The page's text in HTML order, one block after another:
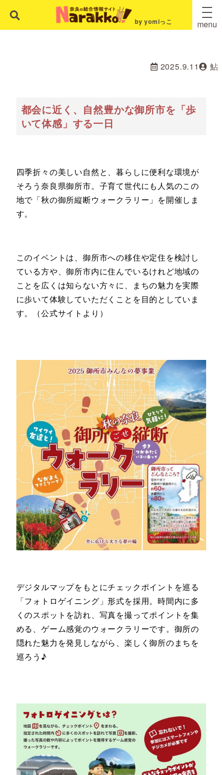
by yomiっこ menu
2025.9.11 鮎
都会に近く、自然豊かな御所市を「歩
いて体感」する一日
四季折々の美しい自然と、暮らしに便利な環境が
そろう奈良県御所市。子育て世代にも人気のこの
地で「秋の御所縦断ウォークラリー」を開催しま
す。
このイベントは、御所市への移住や定住を検討し
ている方や、御所市内に住んでいるけれど地域の
ことを広くは知らない方々に、まちの魅力を実際
に歩いて体験していただくことを目的としていま
す。（公式サイトより）
デジタルマップをもとにチェックポイントを巡る
「フォトロゲイニング」形式を採用。時間内に多
くのスポットを訪れ、写真を撮ってポイントを集
める、ゲーム感覚のウォークラリーです。御所の
隠れた魅力を発見しながら、楽しく御所のまちを
巡ろう♪